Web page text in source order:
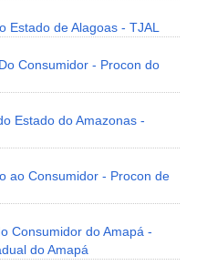
Estado de Alagoas - TJAL
Consumidor - Procon do
Estado do Amazonas -
ao Consumidor - Procon de
Consumidor do Amapá -
do Amapá